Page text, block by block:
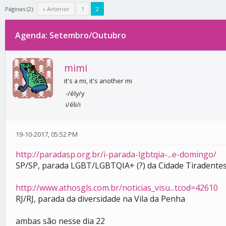
Páginas (2): « Anterior 1 2
0 votos - 0 média
1
2
3
4
5
Agenda: Setembro/Outubro
mimi
it's a mi, it's another mi
-/ély/y
i/éli/i
19-10-2017, 05:52 PM
http://paradasp.org.br/i-parada-lgbtqia-...e-domingo/
SP/SP, parada LGBT/LGBTQIA+ (?) da Cidade
http://www.athosgls.com.br/noticias_visu...tcod=42610
RJ/RJ, parada da diversidade na Vila da Penha
ambas são nesse dia 22